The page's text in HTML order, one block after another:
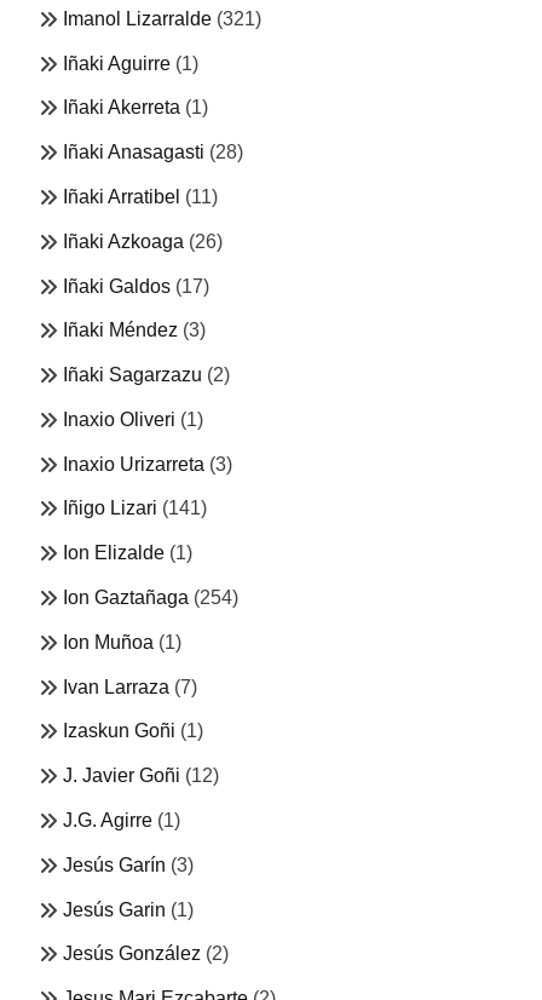
Imanol Lizarralde (321)
Iñaki Aguirre (1)
Iñaki Akerreta (1)
Iñaki Anasagasti (28)
Iñaki Arratibel (11)
Iñaki Azkoaga (26)
Iñaki Galdos (17)
Iñaki Méndez (3)
Iñaki Sagarzazu (2)
Inaxio Oliveri (1)
Inaxio Urizarreta (3)
Iñigo Lizari (141)
Ion Elizalde (1)
Ion Gaztañaga (254)
Ion Muñoa (1)
Ivan Larraza (7)
Izaskun Goñi (1)
J. Javier Goñi (12)
J.G. Agirre (1)
Jesús Garín (3)
Jesús Garin (1)
Jesús González (2)